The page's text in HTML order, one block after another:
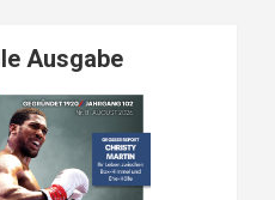
Ausgabe